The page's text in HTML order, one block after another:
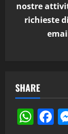
nostre
richieste
SHARE